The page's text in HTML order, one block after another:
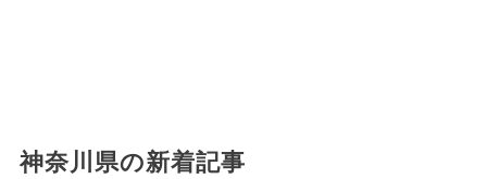
神奈川県の新着記事